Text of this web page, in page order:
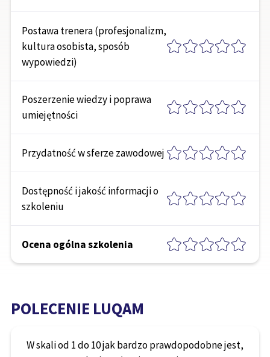
Postawa trenera (profesjonalizm,
kultura osobista, sposób
wypowiedzi)
Poszerzenie wiedzy i poprawa
umiejętności
Przydatność w sferze zawodowej
Dostępność i jakość informacji o
szkoleniu
Ocena ogólna szkolenia
POLECENIE LUQAM
W skali od 1 do 10 jak bardzo prawdopodobne jest,